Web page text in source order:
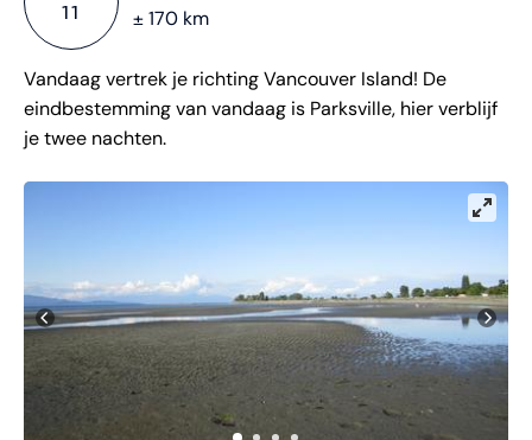
11
± 170 km
Vandaag vertrek je richting Vancouver Island! De
eindbestemming van vandaag is Parksville, hier verblijf
je twee nachten.